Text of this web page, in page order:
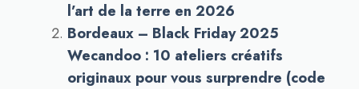
l’art de la terre en 2026
Bordeaux – Black Friday 2025
Wecandoo : 10 ateliers créatifs
originaux pour vous surprendre (code